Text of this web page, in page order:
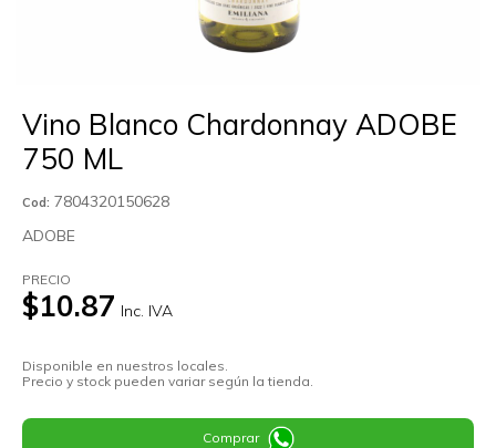
Vino Blanco Chardonnay ADOBE
750 ML
Cod: 7804320150628
ADOBE
PRECIO
$10.87 Inc. IVA
Disponible en nuestros locales.
Precio y stock pueden variar según la tienda.
Comprar